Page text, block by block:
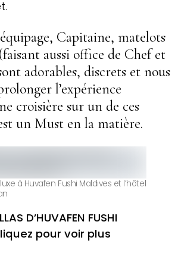
Capitaine, matelots
aussi office de Chef et
adorables, discrets et nous
l’expérience
croisière sur un de ces
un Must en la matière.
à Huvafen Fushi Maldives et l’hôtel
D’HUVAFEN FUSHI
pour voir plus